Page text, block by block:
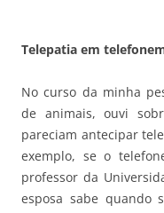
Telepatia em
No curso da minha
de animais, ouvi
pareciam antecipar
exemplo, se o
professor da
esposa sabe quando